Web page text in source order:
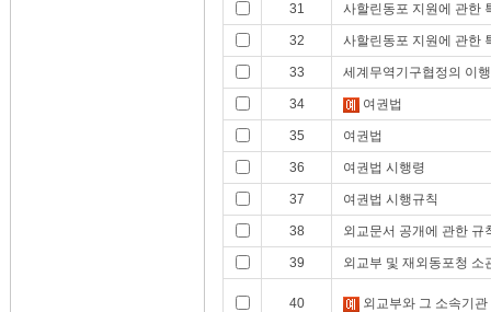
31 사할린동포 지원에 관한
32 사할린동포 지원에 관한
33 세계무역기구협정의 이
34 여권법
35 여권법
36 여권법 시행령
37 여권법 시행규칙
38 외교문서 공개에 관한 규
39 외교부 및 재외동포청 소
40 외교부와 그 소속기관